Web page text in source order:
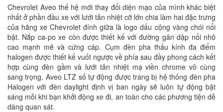
Chevrolet Aveo thế hệ mới thay đổi diện mạo của mình khác biệt
nhất ở phần đầu xe với lưới tản nhiệt cỡ lớn chia làm hai đặc trưng
của hãng xe Chevrolet đính giữa là logo dấu cộng vàng chói nổi
bật. Nắp ca-po xe còn được thiết kế với đường gân dập nổi nhô
cao mạnh mẽ và cứng cáp. Cụm đèn pha thấu kính đa điểm
halogen được thiết kế vuốt ngược về phía sau đầy phong cách kết
hợp cùng đèn gầm và lưới tản nhiệt mạ viền chrome vô cùng
sang trọng. Aveo LTZ số tự động được trang bị hệ thống đèn pha
Halogen với đèn daylight định vị ban ngày sẽ luôn tự động bật
sáng mỗi khi bạn khởi động xe đi, an toàn cho các phương tiện dễ
dàng quan sát.